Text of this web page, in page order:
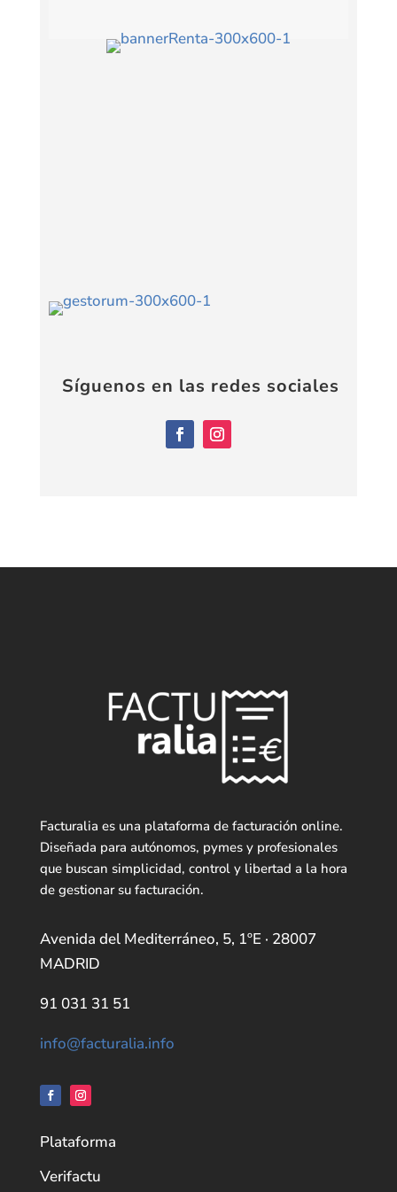
Síguenos en las redes sociales
Facturalia es una plataforma de facturación online.
Diseñada para autónomos, pymes y profesionales
que buscan simplicidad, control y libertad a la hora
de gestionar su facturación.
Avenida del Mediterráneo, 5, 1ºE · 28007
MADRID
91 031 31 51
info@facturalia.info
Plataforma
Verifactu